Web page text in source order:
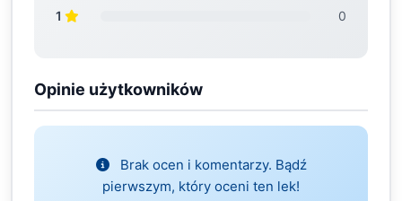
1
0
Opinie użytkowników
Brak ocen i komentarzy. Bądź
pierwszym, który oceni ten lek!